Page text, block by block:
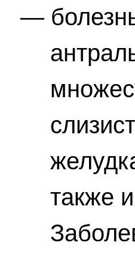
также